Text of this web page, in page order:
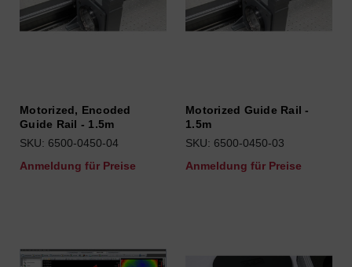
Motorized, Encoded
Guide Rail - 1.5m
SKU: 6500-0450-04
Anmeldung für Preise
Motorized Guide Rail -
1.5m
SKU: 6500-0450-03
Anmeldung für Preise